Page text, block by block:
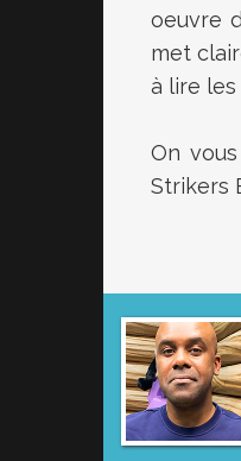
oeuvre
met
à lire
On
Strikers